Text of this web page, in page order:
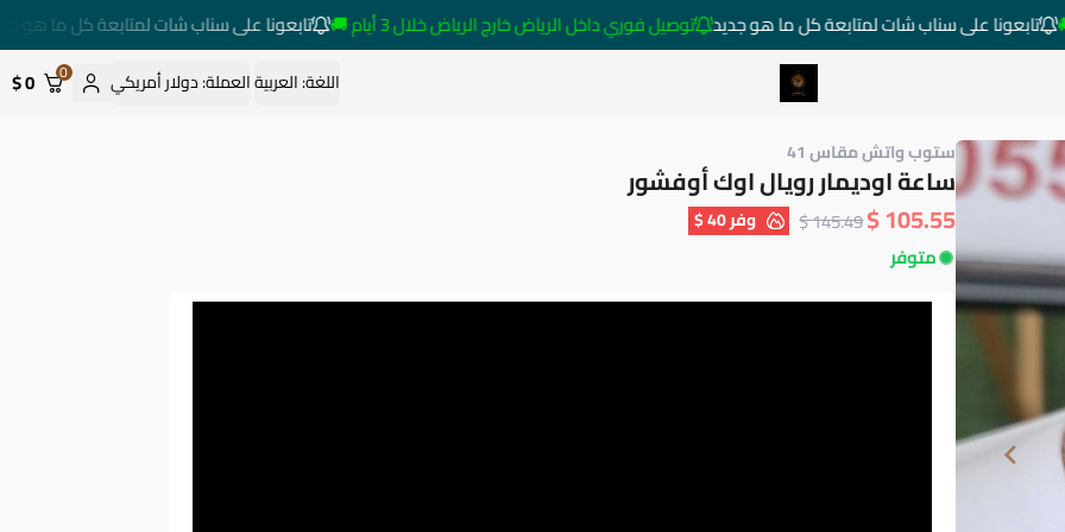
تابعونا على سناب شات لمتابعة كل ما هو جديد توصيل فوري داخل الرياض خارج الرياض خلال 3 أيام 🚚 تابعونا على سناب شات لمتابعة كل ما هو جديد
متجر ساعات رومانس اللغة:العربيةالعملة:دولار أمريكي 0
0 $
ستوب واتش مقاس 41
ساعة اوديمار رويال اوك أوفشور
105.55 $
145.49 $ وفر40 $
متوفر